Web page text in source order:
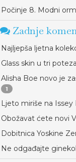
Počinje 8. Modni
Zadnje
Najljepša ljetna
Glass skin u tri
Alisha Boe novo je
1
Ljeto miriše na Issey
Obožavat ćete novi
Dobitnica Yoskine
Ne odgađajte